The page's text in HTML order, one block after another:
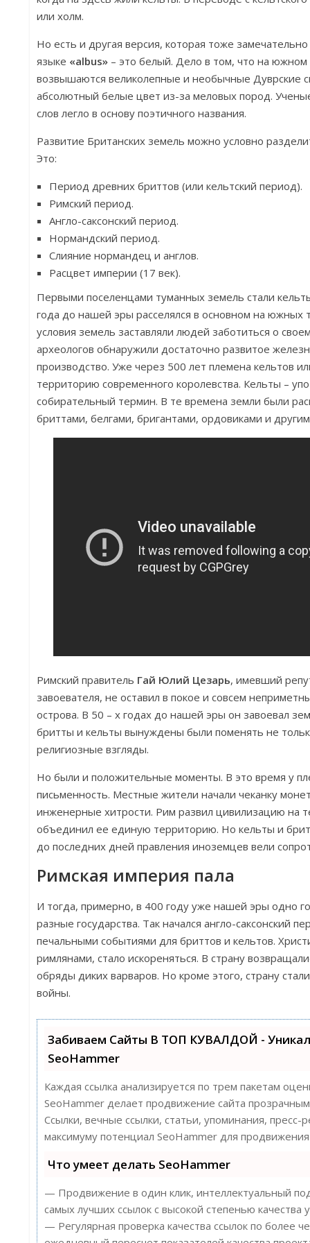
или холм.
Но есть и другая версия, которая тоже
языке «albus» – это белый. Дело в том, что на
возвышаются великолепные и необычные Дуврские
абсолютный белые цвет из-за меловых пород.
слов легло в основу поэтичного названия.
Развитие Британских земель можно условно
Это:
Период древних бриттов (или кельтский период).
Римский период.
Англо-саксонский период.
Нормандский период.
Слияние нормандец и англов.
Расцвет империи (17 век).
Первыми поселенцами туманных земель стали
года до нашей эры расселялся в основном на южных
условия земель заставляли людей заботиться о
археологов обнаружили достаточно развитое
производство. Уже через 500 лет племена кельтов
территорию современного королевства. Кельты –
собирательный термин. В те времена земли были
бриттами, белгами, бригантами, ордовиками и
Римский правитель Гай Юлий Цезарь, имевший
завоевателя, не оставил в покое и совсем
острова. В 50 – х годах до нашей эры он завоевал
бритты и кельты вынуждены были поменять не
религиозные взгляды.
Но были и положительные моменты. В это время у
письменность. Местные жители начали чеканку
инженерные хитрости. Рим развил цивилизацию на
объединил ее единую территорию. Но кельты и
до последних дней правления иноземцев вели
Римская империя пала
И тогда, примерно, в 400 году уже нашей эры одно
разные государства. Так начался англо-саксонский
печальными событиями для бриттов и кельтов.
римлянами, стало искореняться. В страну
обряды диких варваров. Но кроме этого, страну
войны.
Забиваем Сайты В ТОП КУВАЛДОЙ -
SeoHammer
Каждая ссылка анализируется по трем пакетам
SeoHammer делает продвижение сайта
Ссылки, вечные ссылки, статьи, упоминания, пресс-
максимуму потенциал SeoHammer для
Что умеет делать SeoHammer
— Продвижение в один клик, интеллектуальный
самых лучших ссылок с высокой степенью качества
— Регулярная проверка качества ссылок по более